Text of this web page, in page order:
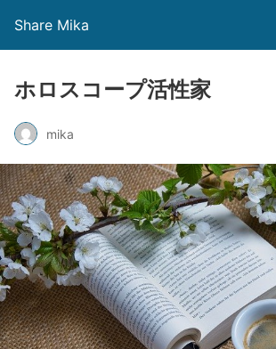
Share Mika
ホロスコープ活性家
mika